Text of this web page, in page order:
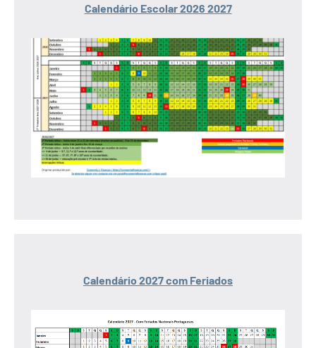
Calendário Escolar 2026 2027
Calendário 2027 com Feriados